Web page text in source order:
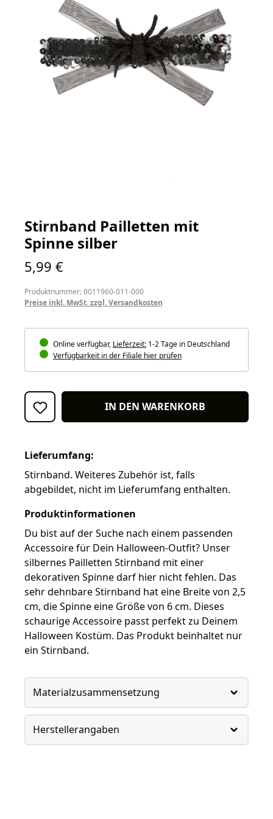
Stirnband Pailletten mit
Spinne silber
Regulärer Preis:
5,99 €
Produktnummer: 0011960-011-000
Preise inkl. MwSt. zzgl. Versandkosten
Online verfügbar, Lieferzeit: 1-2 Tage in Deutschland
Verfügbarkeit in der Filiale hier prüfen
IN DEN WARENKORB
Lieferumfang:
Stirnband. Weiteres Zubehör ist, falls
abgebildet, nicht im Lieferumfang enthalten.
Produktinformationen
Du bist auf der Suche nach einem passenden
Accessoire für Dein Halloween-Outfit? Unser
silbernes Pailletten Stirnband mit einer
dekorativen Spinne darf hier nicht fehlen. Das
sehr dehnbare Stirnband hat eine Breite von 2,5
cm, die Spinne eine Größe von 6 cm. Dieses
schaurige Accessoire passt perfekt zu Deinem
Halloween Kostüm. Das Produkt beinhaltet nur
ein Stirnband.
Materialzusammensetzung
Herstellerangaben